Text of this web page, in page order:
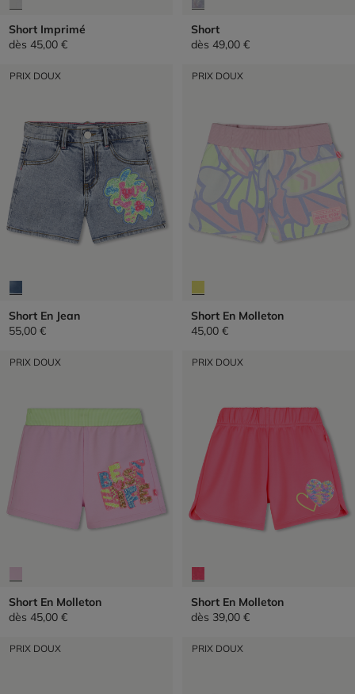
Short Imprimé
dès 45,00 €
Short
dès 49,00 €
PRIX DOUX
Short En Jean
55,00 €
PRIX DOUX
Short En Molleton
45,00 €
PRIX DOUX
Short En Molleton
dès 45,00 €
PRIX DOUX
Short En Molleton
dès 39,00 €
PRIX DOUX PRIX DOUX